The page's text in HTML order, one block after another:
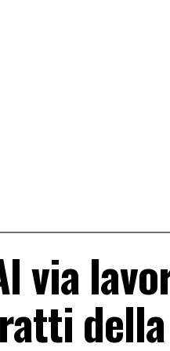
via